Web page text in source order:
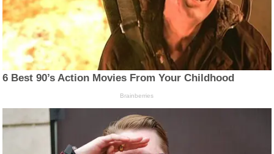
6 Best 90’s Action Movies From Your Childhood
Brainberries